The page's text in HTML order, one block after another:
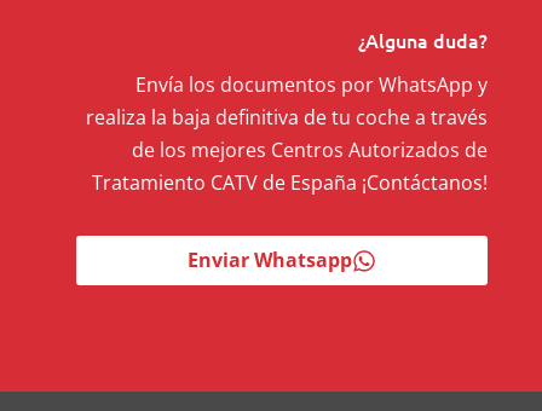
¿Alguna duda?
Envía los documentos por WhatsApp y
realiza la baja definitiva de tu coche a través
de los mejores Centros Autorizados de
Tratamiento CATV de España ¡Contáctanos!
Enviar Whatsapp